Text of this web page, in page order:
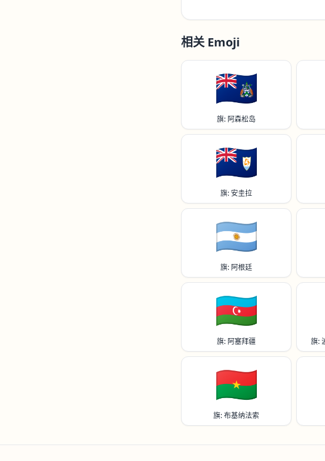
相关 Emoji
🇦🇨
旗: 阿森松岛
🇦🇮
旗: 安圭拉
🇦🇷
旗: 阿根廷
🇦🇿
旗: 阿塞拜疆 旗:
🇧🇫
旗: 布基纳法索